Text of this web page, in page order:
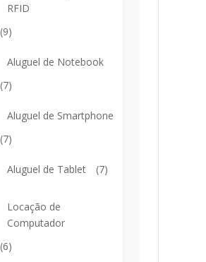
RFID
(9)
Aluguel de Notebook
(7)
Aluguel de Smartphone
(7)
Aluguel de Tablet (7)
Locação de
Computador
(6)